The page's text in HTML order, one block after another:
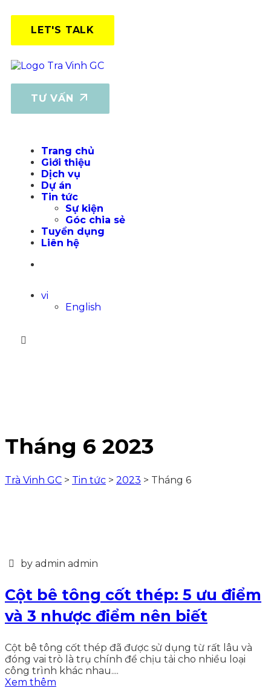
LET'S TALK
TƯ VẤN
Trang chủ
Giới thiệu
Dịch vụ
Dự án
Tin tức
Sự kiện
Góc chia sẻ
Tuyển dụng
Liên hệ
vi
English
Tháng 6 2023
Trà Vinh GC > Tin tức > 2023 > Tháng 6
by admin admin
Cột bê tông cốt thép: 5 ưu điểm
và 3 nhược điểm nên biết
Cột bê tông cốt thép đã được sử dụng từ rất lâu và
đóng vai trò là trụ chính để chịu tải cho nhiều loại
công trình khác nhau....
Xem thêm